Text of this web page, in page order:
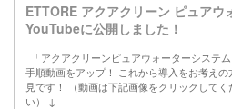
ETTORE アクアクリーン ピュアウ
YouTubeに公開しました！
「アクアクリーンピュアウォーターシステ
手順動画をアップ！ これから導入をお考えの
見です！ （動画は下記画像をクリックしてく
い） ↓